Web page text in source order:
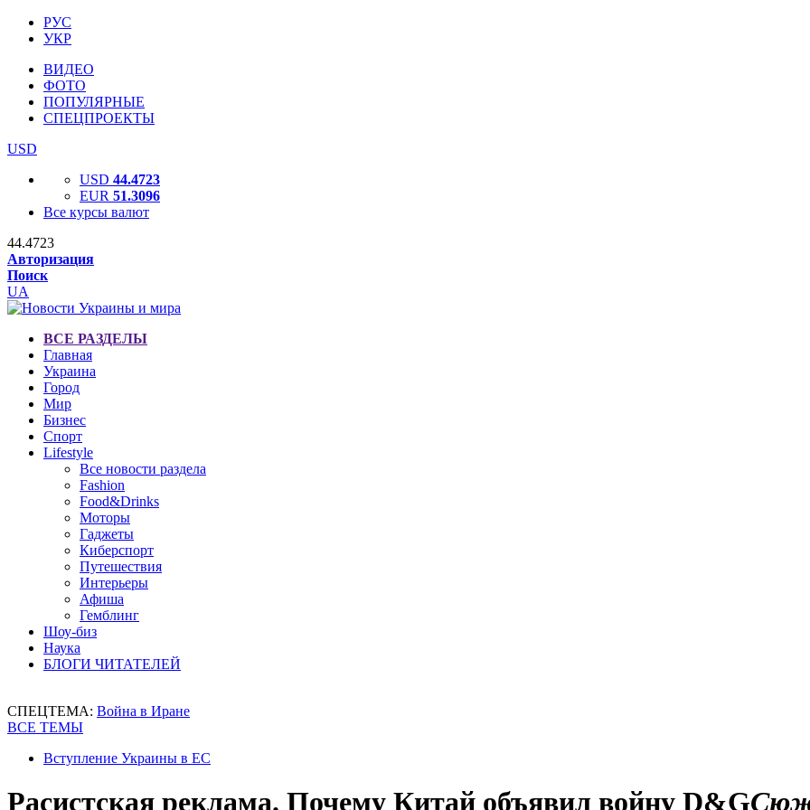
РУС
УКР
ВИДЕО
ФОТО
ПОПУЛЯРНЫЕ
СПЕЦПРОЕКТЫ
USD
USD 44.4723
EUR 51.3096
Все курсы валют
44.4723
Авторизация
Поиск
UA
ВСЕ РАЗДЕЛЫ
Главная
Украина
Город
Мир
Бизнес
Спорт
Lifestyle
Все новости раздела
Fashion
Food&Drinks
Моторы
Гаджеты
Киберспорт
Путешествия
Интерьеры
Афиша
Гемблинг
Шоу-биз
Наука
БЛОГИ ЧИТАТЕЛЕЙ
СПЕЦТЕМА: Война в Иране
ВСЕ ТЕМЫ
Вступление Украины в ЕС
Расистская реклама. Почему Китай объявил войну D&G